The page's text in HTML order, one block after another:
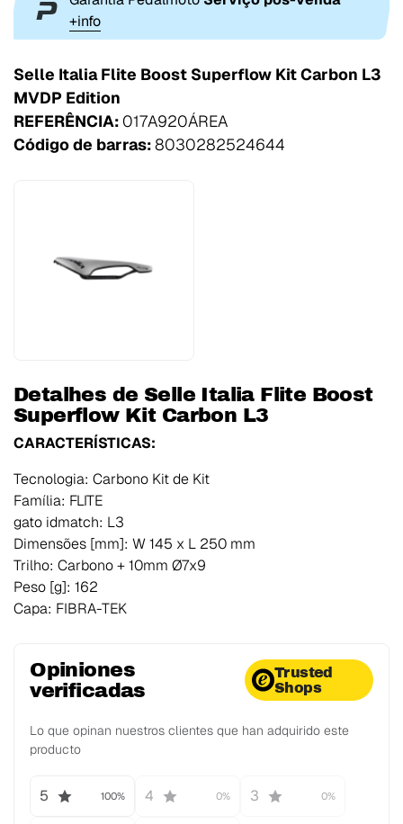
+info
Selle Italia Flite Boost Superflow Kit Carbon L3
MVDP Edition
REFERÊNCIA: 017A920ÁREA
Código de barras:8030282524644
Detalhes de Selle Italia Flite Boost
Superflow Kit Carbon L3
CARACTERÍSTICAS:
Tecnologia: Carbono Kit de Kit
Família: FLITE
gato idmatch: L3
Dimensões [mm]: W 145 x L 250 mm
Trilho: Carbono + 10mm Ø7x9
Peso [g]: 162
Capa: FIBRA-TEK
Opiniones
verificadas
Trusted
Shops
Lo que opinan nuestros clientes que han adquirido este
producto
5 100% 4 0% 3 0%